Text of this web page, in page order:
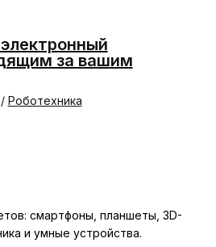
за вашим
/ Роботехника
смартфоны, планшеты, 3D-
и умные устройства.